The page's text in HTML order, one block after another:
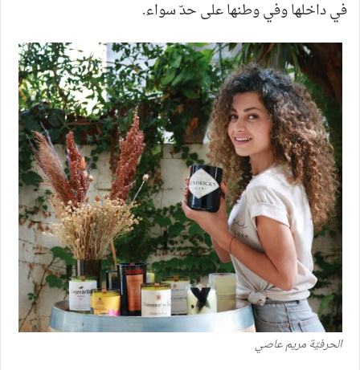
في داخلها وفي وطنها على حدّ سواء.
الحرفيّة مريم عاصي